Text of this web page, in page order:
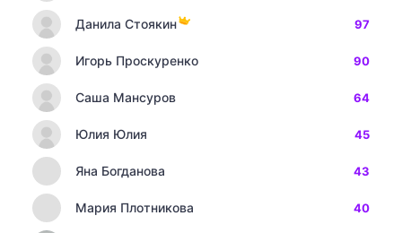
Данила Стоякин 97
Игорь Проскуренко 90
Саша Мансуров 64
Юлия Юлия 45
Яна Богданова 43
Мария Плотникова 40